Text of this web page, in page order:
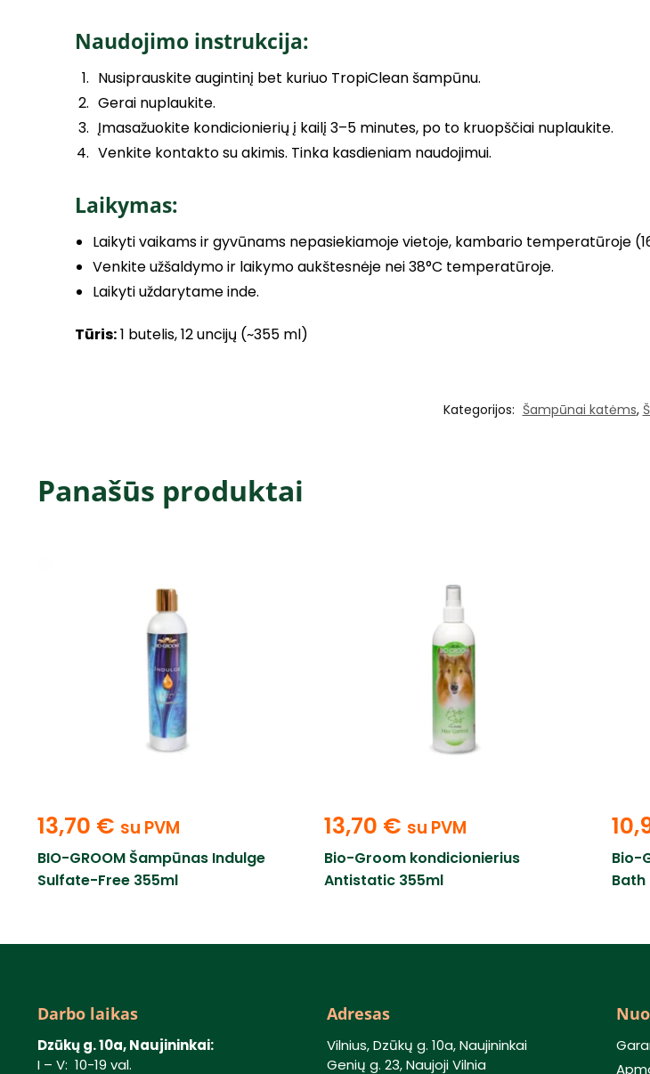
Naudojimo instrukcija:
Nusiprauskite augintinį bet kuriuo TropiClean šampūnu.
Gerai nuplaukite.
Įmasažuokite kondicionierių į kailį 3–5 minutes, po to kruopščiai nuplaukite.
Venkite kontakto su akimis. Tinka kasdieniam naudojimui.
Laikymas:
Laikyti vaikams ir gyvūnams nepasiekiamoje vietoje, kambario temperatūroje
Venkite užšaldymo ir laikymo aukštesnėje nei 38°C temperatūroje.
Laikyti uždarytame inde.
Tūris:1 butelis, 12 uncijų (~355 ml)
Kategorijos: Šampūnai katėms,
Panašūs produktai
13,70 € su PVM
BIO-GROOM Šampūnas Indulge
Sulfate-Free 355ml
13,70 € su PVM
Bio-Groom kondicionierius
Antistatic 355ml
Bio-
Bath
Darbo laikas
Dzūkų g. 10a, Naujininkai:
I – V: 10-19 val.
Adresas
Vilnius, Dzūkų g. 10a, Naujininkai
Genių g. 23, Naujoji Vilnia